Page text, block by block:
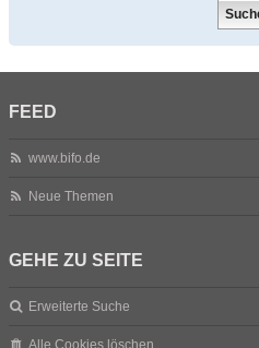
FEED
www.bifo.de
Neue Themen
GEHE ZU SEITE
Erweiterte Suche
Alle Cookies löschen